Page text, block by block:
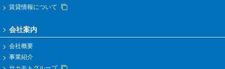
賃貸情報について
会社案内
会社概要
事業紹介